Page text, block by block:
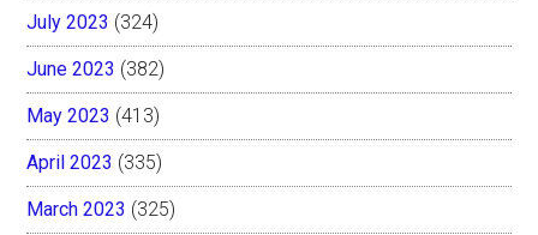
July 2023 (324)
June 2023 (382)
May 2023 (413)
April 2023 (335)
March 2023 (325)